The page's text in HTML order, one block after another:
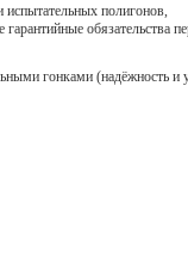
полигонов,
обязательства
гонками (надёжность и